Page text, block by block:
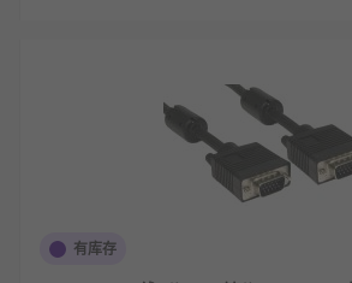
有库存